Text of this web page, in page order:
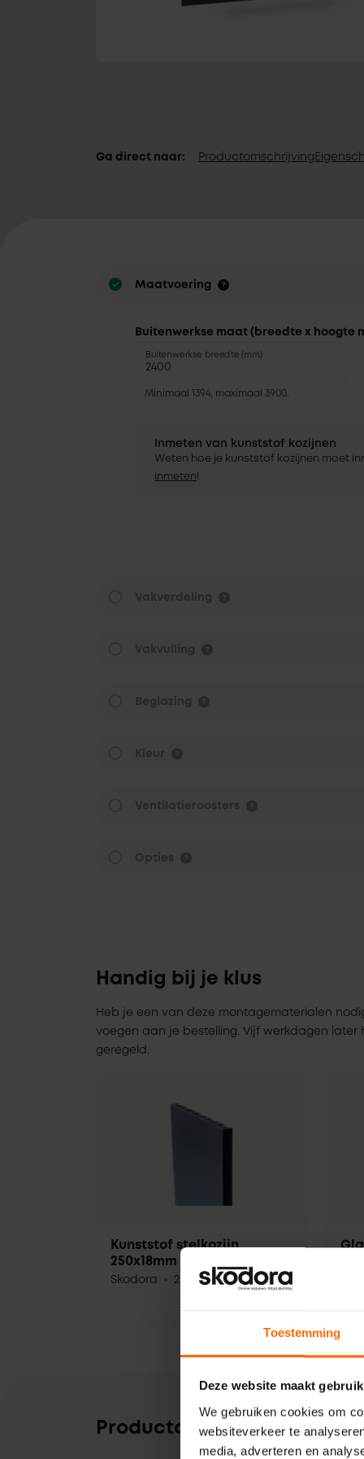
Toestemming
Deze website maakt
We gebruiken cookies om
websiteverkeer te
media, adverteren en
Ga direct naar: Productomschrijving
Maatvoering
Buitenwerkse maat (breedte x hoogte
Buitenwerkse breedte (mm)
Minimaal 1394, maximaal 3900.
Inmeten van kunststof kozijnen
Weten hoe je kunststof kozijnen moet
inmeten!
Handig bij je klus
Heb je een van deze montagematerialen
voegen aan je bestelling. Vijf werkdagen
geregeld.
Kunststof stelkozijn
250x18mm
Skodora 250 mm 600 cm
Productomschrijving